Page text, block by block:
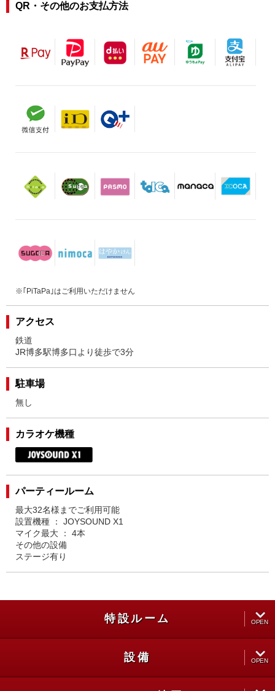
QR・その他のお支払方法
※｢PiTaPa｣はご利用いただけません
アクセス
鉄道
JR博多駅博多口より徒歩で3分
駐車場
無し
カラオケ機種
パーティールーム
最大32名様までご利用可能
設置機種 ： JOYSOUND X1
マイク最大 ： 4本
その他の設備
ステージ有り
特設ルーム OPEN
CLOSE
設備 OPEN